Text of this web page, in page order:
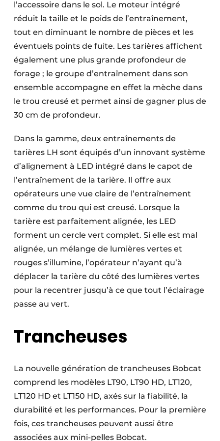
l’accessoire dans le sol. Le moteur intégré
réduit la taille et le poids de l’entraînement,
tout en diminuant le nombre de pièces et les
éventuels points de fuite. Les tarières affichent
également une plus grande profondeur de
forage ; le groupe d’entraînement dans son
ensemble accompagne en effet la mèche dans
le trou creusé et permet ainsi de gagner plus de
30 cm de profondeur.
Dans la gamme, deux entraînements de
tarières LH sont équipés d’un innovant système
d’alignement à LED intégré dans le capot de
l’entraînement de la tarière. Il offre aux
opérateurs une vue claire de l’entraînement
comme du trou qui est creusé. Lorsque la
tarière est parfaitement alignée, les LED
forment un cercle vert complet. Si elle est mal
alignée, un mélange de lumières vertes et
rouges s’illumine, l’opérateur n’ayant qu’à
déplacer la tarière du côté des lumières vertes
pour la recentrer jusqu’à ce que tout l’éclairage
passe au vert.
Trancheuses
La nouvelle génération de trancheuses Bobcat
comprend les modèles LT90, LT90 HD, LT120,
LT120 HD et LT150 HD, axés sur la fiabilité, la
durabilité et les performances. Pour la première
fois, ces trancheuses peuvent aussi être
associées aux mini-pelles Bobcat.